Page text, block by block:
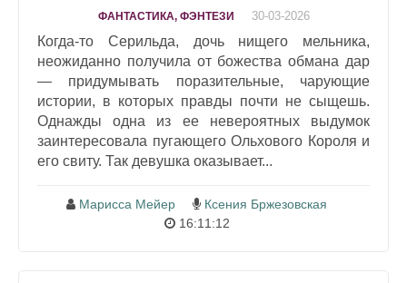
ФАНТАСТИКА, ФЭНТЕЗИ 30-03-2026
Когда-то Серильда, дочь нищего мельника,
неожиданно получила от божества обмана дар
— придумывать поразительные, чарующие
истории, в которых правды почти не сыщешь.
Однажды одна из ее невероятных выдумок
заинтересовала пугающего Ольхового Короля и
его свиту. Так девушка оказывает...
Марисса Мейер
Ксения Бржезовская
16:11:12